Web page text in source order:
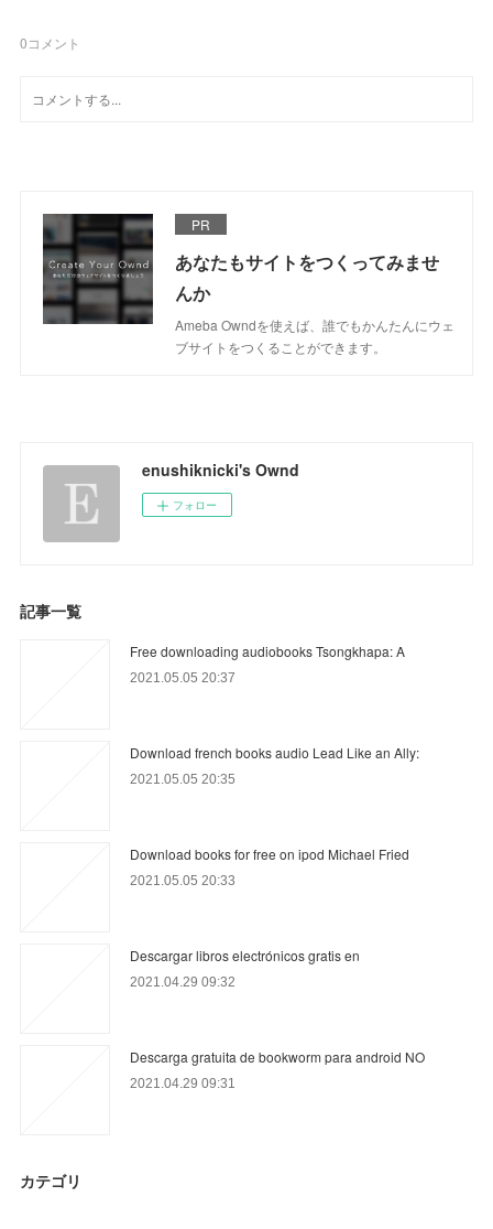
0コメント
PR
あなたもサイトをつくってみませ
んか
Ameba Owndを使えば、誰でもかんたんにウェ
ブサイトをつくることができます。
enushiknicki's Ownd
フォロー
記事一覧
Free downloading audiobooks Tsongkhapa: A
2021.05.05 20:37
Download french books audio Lead Like an Ally:
2021.05.05 20:35
Download books for free on ipod Michael Fried
2021.05.05 20:33
Descargar libros electrónicos gratis en
2021.04.29 09:32
Descarga gratuita de bookworm para android NO
2021.04.29 09:31
カテゴリ